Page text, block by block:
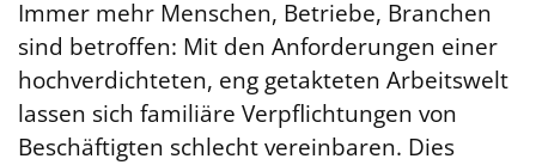
Immer mehr Menschen, Betriebe, Branchen
sind betroffen: Mit den Anforderungen einer
hochverdichteten, eng getakteten Arbeitswelt
lassen sich familiäre Verpflichtungen von
Beschäftigten schlecht vereinbaren. Dies